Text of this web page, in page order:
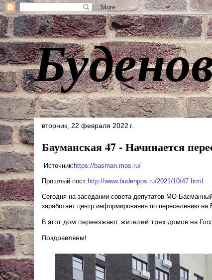
вторник, 22 февраля 2022 г.
Бауманская 47 - Начинается
Источник: https://basman.mos.ru/
Прошлый пост: http://www.budenpos.ru/2021/10/47.html
Сегодня на заседании совета депутатов МО
заработает центр информирования по переселению на
В этот дом переезжают жителей трех домов на
Поздравляем!